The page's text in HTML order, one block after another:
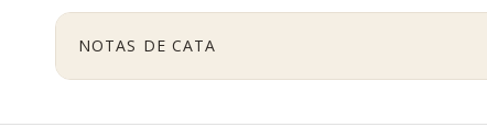
NOTAS DE CATA